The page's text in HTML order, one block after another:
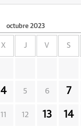
octubre 2023
X J V S
4 5 6 7
11 12 13 14